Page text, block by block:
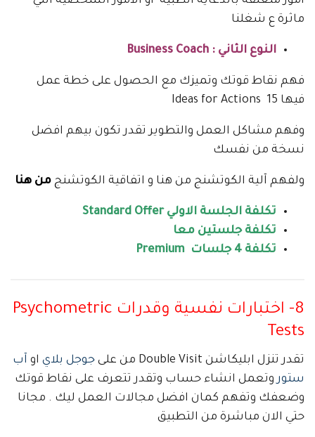
ماثرة ع شغلنا
النوع الثاني : Business Coach
فهم نقاط قوتك وتميزك مع الحصول على خطة عمل
فيها 15 Ideas for Actions
وفهم مشاكل العمل والتطوير تقدر تكون بيهم افضل
نسخة من نفسك
ولفهم آلية الكوتشنج من هنا و اتفاقية الكوتشنج من هنا
تكلفة الجلسة الاولي Standard Offer
تكلفة جلستين معا
تكلفة 4 جلسات
Premium
8- اختبارات نفسية وقدرات Psychometric
Tests
تقدر تنزل ابليكاشن Double Visit من على جوجل بلاي او آب
ستور وتعمل انشاء حساب وتقدر تتعرف على نقاط قوتك
وضعفك وتفهم كمان افضل مجالات العمل ليك . مجانا
حتي الان مباشرة من التطبيق